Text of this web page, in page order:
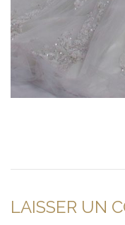
LAISSER UN